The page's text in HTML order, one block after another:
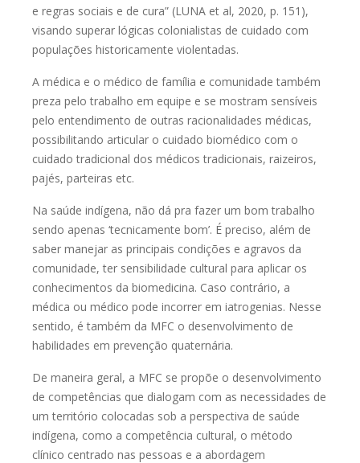
e regras sociais e de cura” (LUNA et al, 2020, p. 151),
visando superar lógicas colonialistas de cuidado com
populações historicamente violentadas.
A médica e o médico de família e comunidade também
preza pelo trabalho em equipe e se mostram sensíveis
pelo entendimento de outras racionalidades médicas,
possibilitando articular o cuidado biomédico com o
cuidado tradicional dos médicos tradicionais, raizeiros,
pajés, parteiras etc.
Na saúde indígena, não dá pra fazer um bom trabalho
sendo apenas ‘tecnicamente bom’. É preciso, além de
saber manejar as principais condições e agravos da
comunidade, ter sensibilidade cultural para aplicar os
conhecimentos da biomedicina. Caso contrário, a
médica ou médico pode incorrer em iatrogenias. Nesse
sentido, é também da MFC o desenvolvimento de
habilidades em prevenção quaternária.
De maneira geral, a MFC se propõe o desenvolvimento
de competências que dialogam com as necessidades de
um território colocadas sob a perspectiva de saúde
indígena, como a competência cultural, o método
clínico centrado nas pessoas e a abordagem